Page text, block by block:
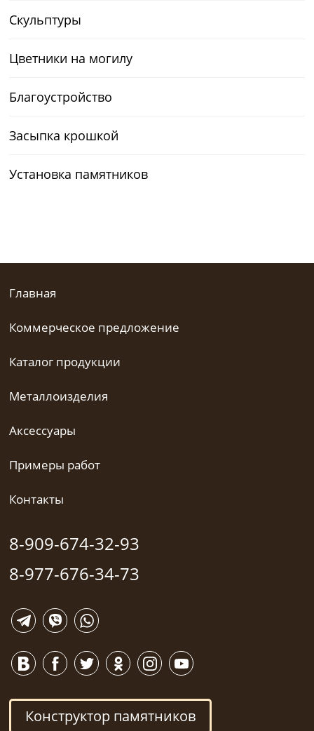
Скульптуры
Цветники на могилу
Благоустройство
Засыпка крошкой
Установка памятников
Главная
Коммерческое предложение
Каталог продукции
Металлоизделия
Аксессуары
Примеры работ
Контакты
8-909-674-32-93
8-977-676-34-73
Конструктор памятников